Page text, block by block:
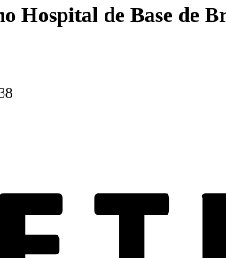
Hospital de Base de